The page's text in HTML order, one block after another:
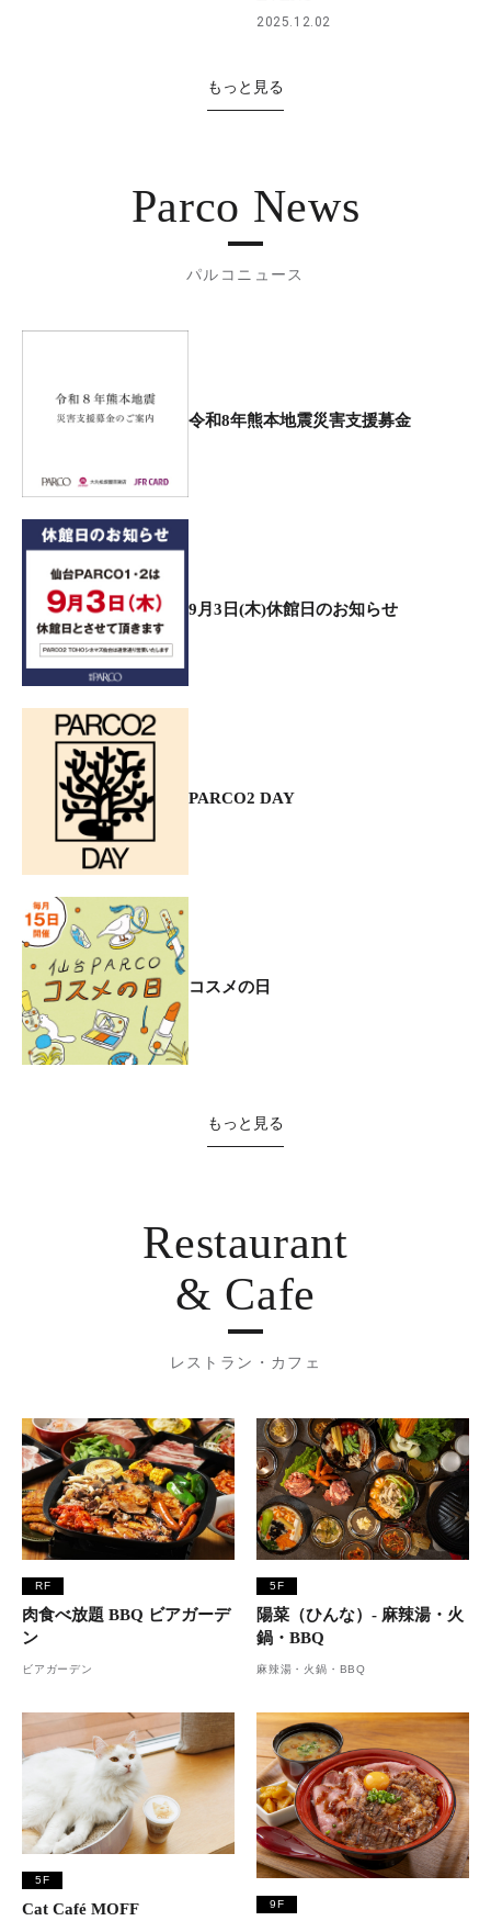
2025.12.02
もっと見る
Parco News
パルコニュース
令和8年熊本地震災害支援募金
9月3日(木)休館日のお知らせ
PARCO2 DAY
コスメの日
もっと見る
Restaurant
& Cafe
レストラン・カフェ
RF
肉食べ放題 BBQ ビアガーデ
ン
ビアガーデン
5F
陽菜（ひんな）- 麻辣湯・火
鍋・BBQ
麻辣湯・火鍋・BBQ
5F
Cat Café MOFF 9F